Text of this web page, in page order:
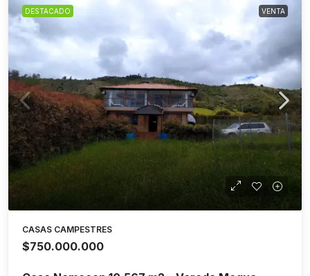
DESTACADO VENTA
CASAS CAMPESTRES
$750.000.000